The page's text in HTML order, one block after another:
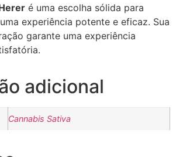
é uma escolha sólida para
experiência potente e eficaz. Sua
garante uma experiência
adicional
Cannabis Sativa